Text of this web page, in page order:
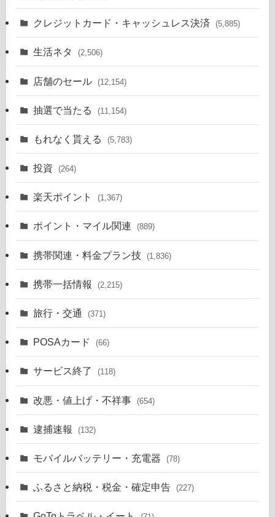
クレジットカード・キャッシュレス決済 (5,885)
生活ネタ (2,506)
店舗のセール (12,154)
抽選で当たる (11,154)
もれなく貰える (5,783)
投資 (264)
楽天ポイント (1,367)
ポイント・マイル関連 (889)
携帯関連・料金プラン技 (1,836)
携帯一括情報 (2,215)
旅行・交通 (371)
POSAカード (66)
サービス終了 (118)
改悪・値上げ・不祥事 (654)
逮捕速報 (132)
モバイルバッテリー・充電器 (78)
ふるさと納税・税金・確定申告 (227)